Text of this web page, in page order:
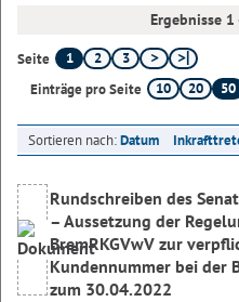
Ergebnisse
Seite 1 2
3
Einträge pro Seite
10 20 50
Sortieren nach:Datum
Rundschreiben des
– Aussetzung der
BremRKGVwV zur
Kundennummer bei der
zum 30.04.2022